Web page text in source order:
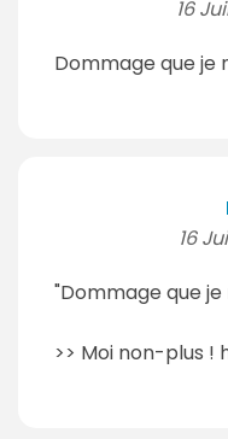
16
Dommage que je
16
"Dommage que
>> Moi non-plus !